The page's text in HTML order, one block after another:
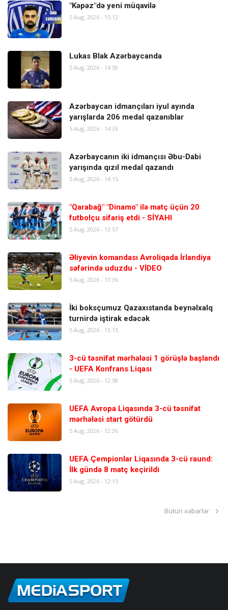
"Kəpəz"də yeni müqavilə
5 Aug, 2026 - 15:12
Lukas Blak Azərbaycanda
5 Aug, 2026 - 14:50
Azərbaycan idmançıları iyul ayında
yarışlarda 206 medal qazanıblar
5 Aug, 2026 - 14:33
Azərbaycanın iki idmançısı Əbu-Dabi
yarışında qızıl medal qazandı
5 Aug, 2026 - 14:15
"Qarabağ" "Dinamo" ilə matç üçün 20
futbolçu sifariş etdi - SİYAHI
5 Aug, 2026 - 13:57
Əliyevin komandası Avroliqada İrlandiya
səfərində uduzdu - VİDEO
5 Aug, 2026 - 13:36
İki boksçumuz Qazaxıstanda beynəlxalq
turnirdə iştirak edəcək
5 Aug, 2026 - 13:15
3-cü təsnifat mərhələsi 1 görüşlə başlandı
- UEFA Konfrans Liqası
5 Aug, 2026 - 12:58
UEFA Avropa Liqasında 3-cü təsnifat
mərhələsi start götürdü
5 Aug, 2026 - 12:36
UEFA Çempionlar Liqasında 3-cü raund:
İlk gündə 8 matç keçirildi
5 Aug, 2026 - 12:15
Bütün xəbərlər